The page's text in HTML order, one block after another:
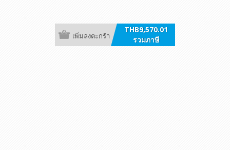
THB9,570.01
รวมภาษี
เพิ่มลงตะกร้า